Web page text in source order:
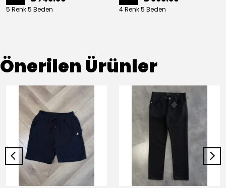
5 Renk 5 Beden 4 Renk 5 Beden
Önerilen Ürünler